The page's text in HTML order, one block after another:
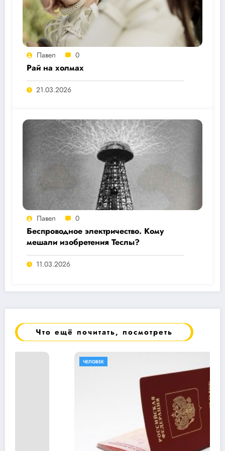
Павел 0
Рай на холмах
21.03.2026
Павел 0
Беспроводное электричество. Кому
мешали изобретения Теслы?
11.03.2026
Что ещё почитать, посмотреть